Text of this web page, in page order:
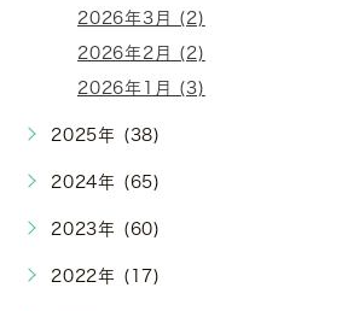
2026年3月 (2)
2026年2月 (2)
2026年1月 (3)
2025年 (38)
2024年 (65)
2023年 (60)
2022年 (17)